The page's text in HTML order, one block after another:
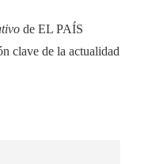
de EL PAÍS
clave de la actualidad